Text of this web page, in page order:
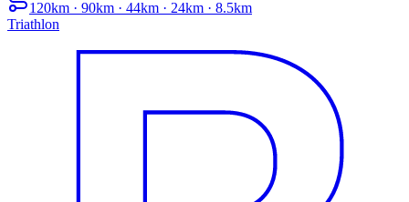
120km · 90km · 44km · 24km · 8.5km
Triathlon